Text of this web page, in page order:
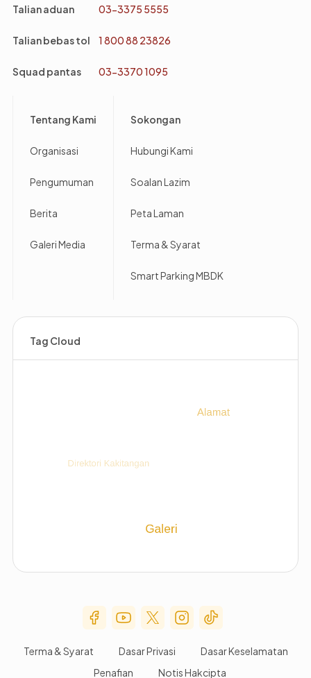
Talian aduan 03-3375 5555
Talian bebas tol 1 800 88 23826
Squad pantas 03-3370 1095
Tentang Kami
Organisasi
Pengumuman
Berita
Galeri Media
Sokongan
Hubungi Kami
Soalan Lazim
Peta Laman
Terma & Syarat
Smart Parking MBDK
Tag Cloud
Social Media Menu
Terma & Syarat Dasar Privasi
Dasar Keselamatan
Penafian
Notis Hakcipta